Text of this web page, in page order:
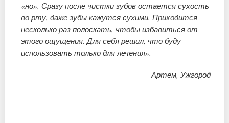
«но». Сразу после чистки зубов остается сухость
во рту, даже зубы кажутся сухими. Приходится
несколько раз полоскать, чтобы избавиться от
этого ощущения. Для себя решил, что буду
использовать только для лечения».
Артем, Ужгород